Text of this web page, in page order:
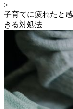
>
子育てに疲れたと
きる対処法